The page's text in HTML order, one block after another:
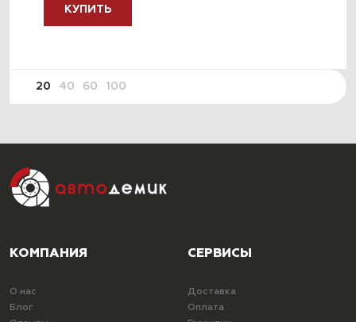
КУПИТЬ
20 40 60 100
КОМПАНИЯ
О нас
Блог
СЕРВИСЫ
Доставка
Оплата